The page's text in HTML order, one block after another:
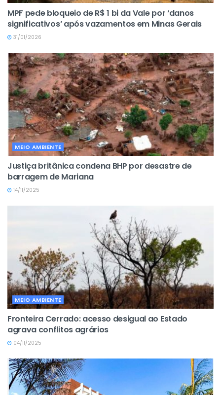
MPF pede bloqueio de R$ 1 bi da Vale por ‘danos
significativos’ após vazamentos em Minas Gerais
31/01/2026
MEIO AMBIENTE
Justiça britânica condena BHP por desastre de
barragem de Mariana
14/11/2025
MEIO AMBIENTE
Fronteira Cerrado: acesso desigual ao Estado
agrava conflitos agrários
04/11/2025